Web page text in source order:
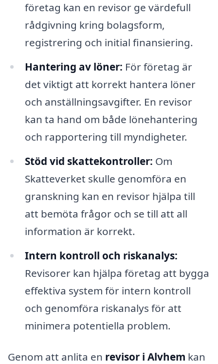
företag kan en revisor ge värdefull
rådgivning kring bolagsform,
registrering och initial finansiering.
Hantering av löner: För företag är
det viktigt att korrekt hantera löner
och anställningsavgifter. En revisor
kan ta hand om både lönehantering
och rapportering till myndigheter.
Stöd vid skattekontroller: Om
Skatteverket skulle genomföra en
granskning kan en revisor hjälpa till
att bemöta frågor och se till att all
information är korrekt.
Intern kontroll och riskanalys:
Revisorer kan hjälpa företag att bygga
effektiva system för intern kontroll
och genomföra riskanalys för att
minimera potentiella problem.
Genom att anlita en revisor i Alvhem kan